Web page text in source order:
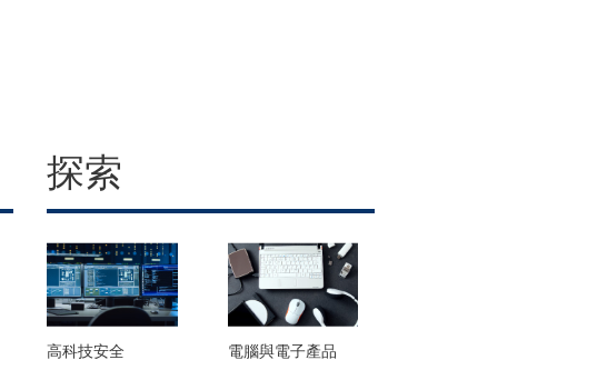
探索
高科技安全 電腦與電子產品